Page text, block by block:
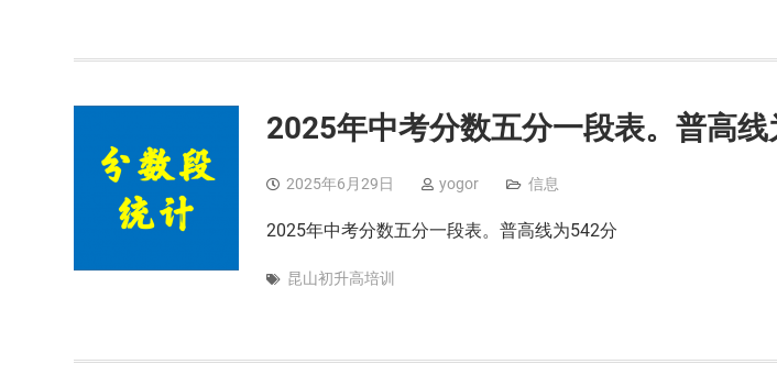
2025年中考分数五分一段表。普高
2025年6月29日 yogor 信息
2025年中考分数五分一段表。普高线为542分
昆山初升高培训